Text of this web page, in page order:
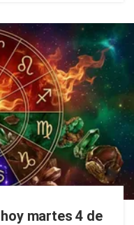
martes 4 de